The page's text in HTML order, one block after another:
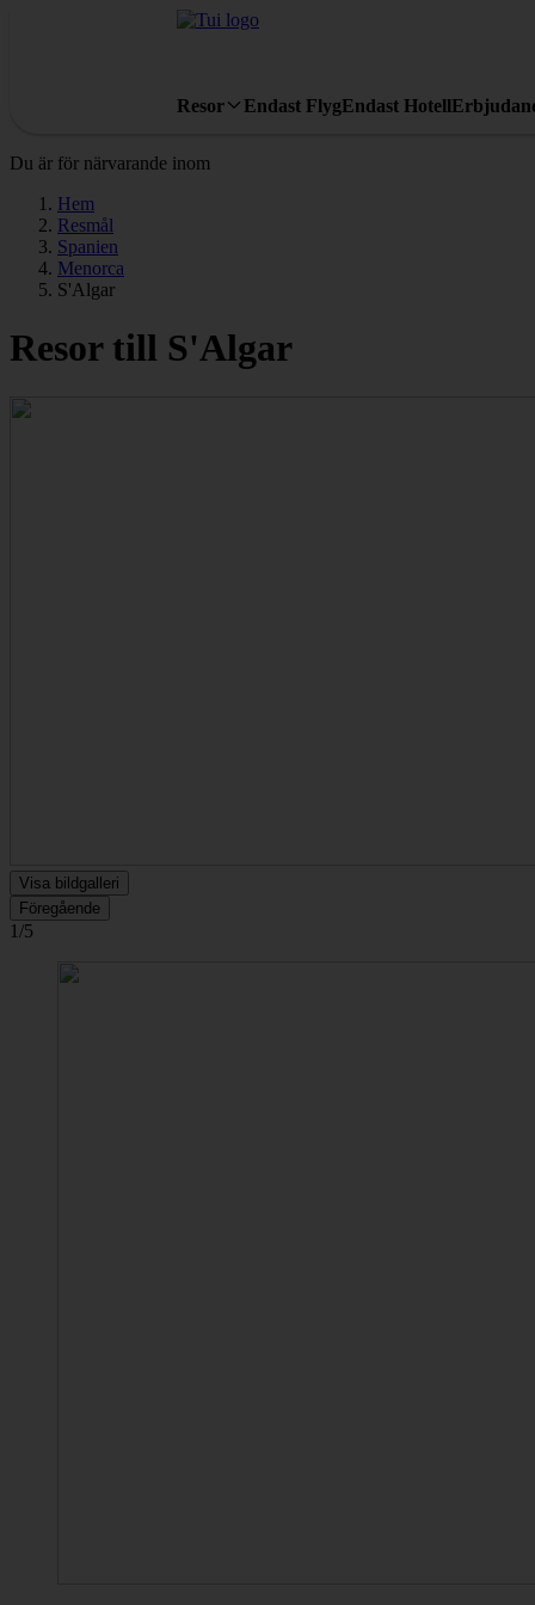
Resor Endast FlygEndast Hotell
Du är för närvarande inom
Hem
Resmål
Spanien
Menorca
S'Algar
Resor till S'Algar
Visa bildgalleri
Föregående
1/5